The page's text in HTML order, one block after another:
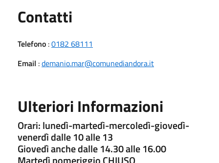
Contatti
Telefono :0182 68111
Email :demanio.mar@comunediandora.it
Ulteriori Informazioni
Orari: lunedì-martedì-mercoledì-giovedì-
venerdì dalle 10 alle 13
Giovedì anche dalle 14.30 alle 16.00